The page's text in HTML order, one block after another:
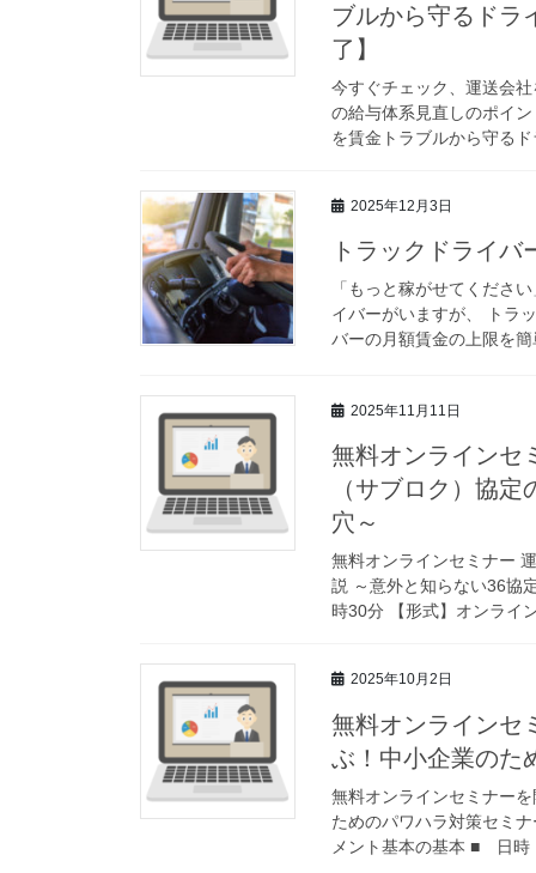
ブルから守るド
了】
今すぐチェック、運送会
の給与体系見直しのポイ
を賃金トラブルから守る
2025年12月3日
トラックドライ
「もっと稼がせてくださ
イバーがいますが、 トラ
バーの月額賃金の上限を
2025年11月11日
無料オンラインセ
（サブロク）協
穴～
無料オンラインセミナー
説 ～意外と知らない36協
時30分 【形式】オンライ
2025年10月2日
無料オンライン
ぶ！中小企業のた
無料オンラインセミナー
ためのパワハラ対策セミ
メント基本の基本 ■ 日